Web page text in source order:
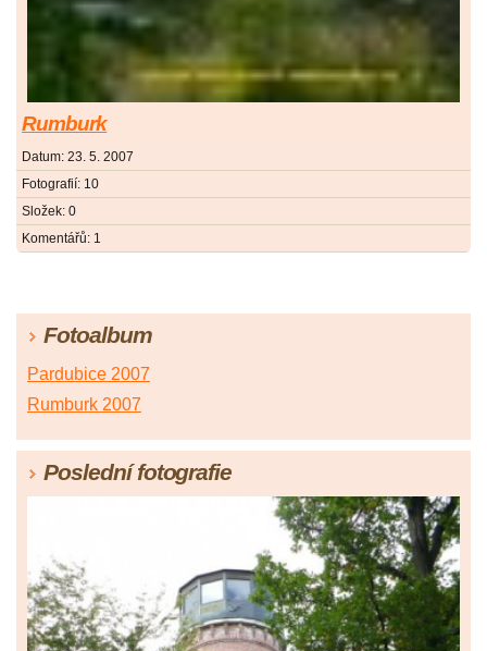
Rumburk
Datum: 23. 5. 2007
Fotografií: 10
Složek: 0
Komentářů: 1
Fotoalbum
Pardubice 2007
Rumburk 2007
Poslední fotografie